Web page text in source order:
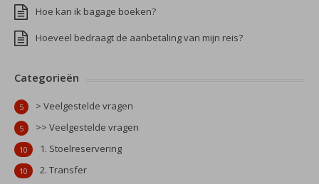
Hoe kan ik bagage boeken?
Hoeveel bedraagt de aanbetaling van mijn reis?
Categorieën
> Veelgestelde vragen
5
>> Veelgestelde vragen
5
1. Stoelreservering
10
2. Transfer
10